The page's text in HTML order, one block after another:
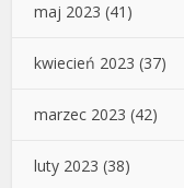
maj 2023 (41)
kwiecień 2023 (37)
marzec 2023 (42)
luty 2023 (38)